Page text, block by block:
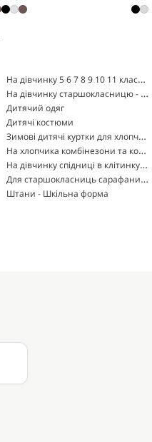
На дівчинку 5 6 7 8 9 10 11 класу - Шкільна форма
На дівчинку старшокласницю - Шкільна форма
Дитячий одяг
Дитячі костюми
Зимові дитячі куртки для хлопчиків
На хлопчика комбінезони та комплекти
На дівчинку спідниці в клітинку Шкільна форма
Для старшокласниць сарафани - Шкільна форма
Штани - Шкільна форма